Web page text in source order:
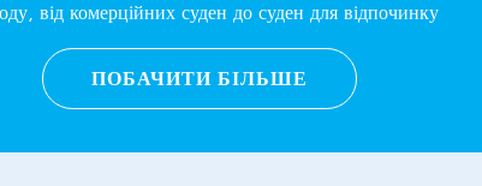
від комерційних суден до суден для відпочинку
ПОБАЧИТИ БІЛЬШЕ